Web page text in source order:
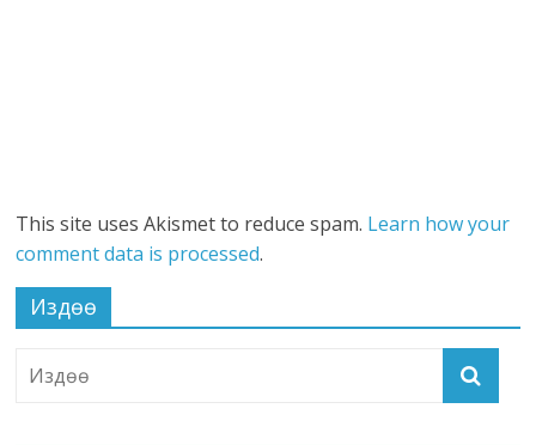
This site uses Akismet to reduce spam. Learn how your
comment data is processed.
Издөө